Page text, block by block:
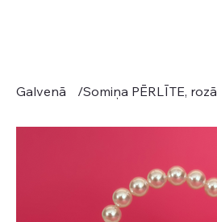
Galvenā /Somiņa PĒRLĪTE, rozā